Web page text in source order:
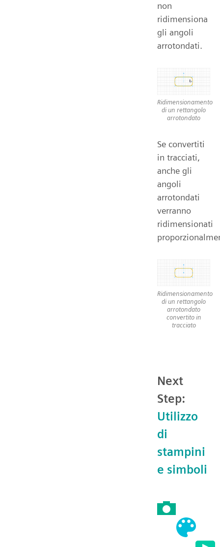
non
ridimensiona
gli angoli
arrotondati.
Ridimensionamento
di un rettangolo
arrotondato
Se convertiti
in tracciati,
anche gli
angoli
arrotondati
verranno
ridimensionati
Ridimensionamento
di un rettangolo
arrotondato
convertito in
tracciato
Next
Step:
Utilizzo
di
stampini
e simboli